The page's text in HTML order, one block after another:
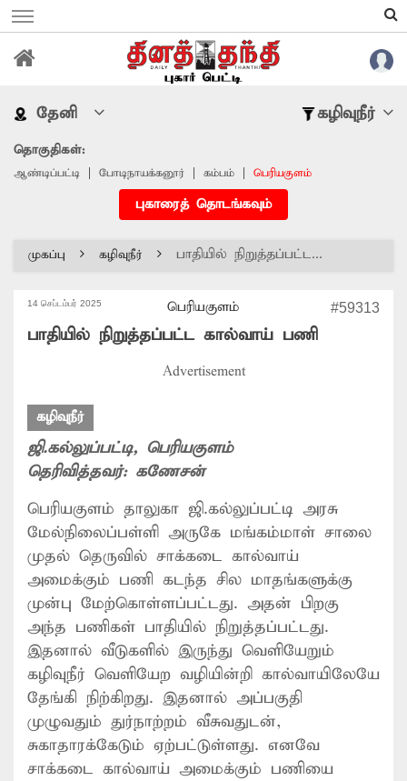
தேனி கழிவுநீர்
தொகுதிகள்:
ஆண்டிப்பட்டி போடிநாயக்கனூர் கம்பம் பெரியகுளம்
புகாரைத் தொடங்கவும்
முகப்பு கழிவுநீர் பாதியில் நிறுத்தப்பட்ட...
14 செப்டம்பர் 2025 பெரியகுளம் #59313
பாதியில் நிறுத்தப்பட்ட கால்வாய் பணி
Advertisement
கழிவுநீர்
ஜி.கல்லுப்பட்டி, பெரியகுளம்
தெரிவித்தவர்: கணேசன்
பெரியகுளம் தாலுகா ஜி.கல்லுப்பட்டி அரசு
மேல்நிலைப்பள்ளி அருகே மங்கம்மாள் சாலை
முதல் தெருவில் சாக்கடை கால்வாய்
அமைக்கும் பணி கடந்த சில மாதங்களுக்கு
முன்பு மேற்கொள்ளப்பட்டது. அதன் பிறகு
அந்த பணிகள் பாதியில் நிறுத்தப்பட்டது.
இதனால் வீடுகளில் இருந்து வெளியேறும்
கழிவுநீர் வெளியேற வழியின்றி கால்வாயிலேயே
தேங்கி நிற்கிறது. இதனால் அப்பகுதி
முழுவதும் துர்நாற்றம் வீசுவதுடன்,
சுகாதாரக்கேடும் ஏற்பட்டுள்ளது. எனவே
சாக்கடை கால்வாய் அமைக்கும் பணியை